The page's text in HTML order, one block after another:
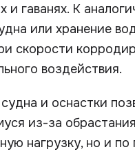
гаванях. К
или хранение
скорости
воздействия.
и оснастки
из-за
нагрузку, но и